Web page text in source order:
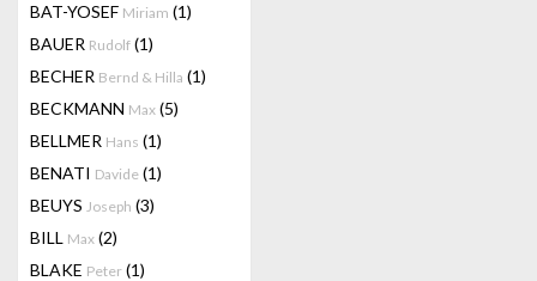
BAT-YOSEF Miriam (1)
BAUER Rudolf (1)
BECHER Bernd & Hilla (1)
BECKMANN Max (5)
BELLMER Hans (1)
BENATI Davide (1)
BEUYS Joseph (3)
BILL Max (2)
BLAKE Peter (1)